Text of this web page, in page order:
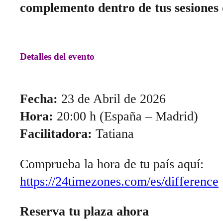
complemento dentro de tus
Detalles del evento
Fecha: 23 de Abril de 2026
Hora: 20:00 h (España – Madrid)
Facilitadora: Tatiana
Comprueba la hora de tu país aquí:
https://24timezones.com/es/difference
Reserva tu plaza ahora